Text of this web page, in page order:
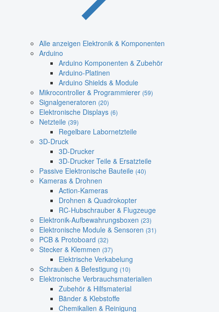
Alle anzeigen Elektronik & Komponenten
Arduino
Arduino Komponenten & Zubehör
Arduino-Platinen
Arduino Shields & Module
Mikrocontroller & Programmierer (59)
Signalgeneratoren (20)
Elektronische Displays (6)
Netzteile (39)
Regelbare Labornetzteile
3D-Druck
3D-Drucker
3D-Drucker Teile & Ersatzteile
Passive Elektronische Bauteile (40)
Kameras & Drohnen
Action-Kameras
Drohnen & Quadrokopter
RC-Hubschrauber & Flugzeuge
Elektronik-Aufbewahrungsboxen (23)
Elektronische Module & Sensoren (31)
PCB & Protoboard (32)
Stecker & Klemmen (37)
Elektrische Verkabelung
Schrauben & Befestigung (10)
Elektronische Verbrauchsmaterialien
Zubehör & Hilfsmaterial
Bänder & Klebstoffe
Chemikalien & Reinigung